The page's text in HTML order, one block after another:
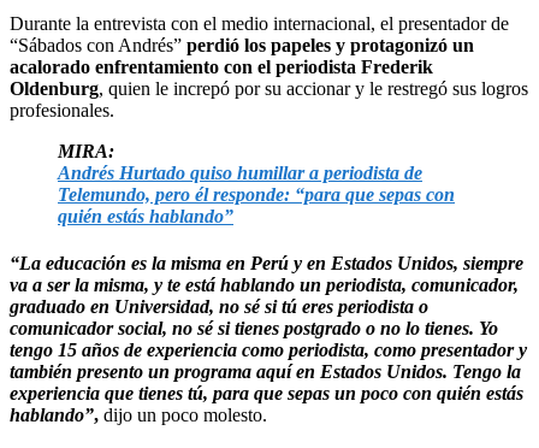
Durante la entrevista con el medio internacional, el presentador de
“Sábados con Andrés” perdió los papeles y protagonizó un
acalorado enfrentamiento con el periodista Frederik
Oldenburg, quien le increpó por su accionar y le restregó sus logros
profesionales.
MIRA:
Andrés Hurtado quiso humillar a periodista de
Telemundo, pero él responde: “para que sepas con
quién estás hablando”
“La educación es la misma en Perú y en Estados Unidos, siempre
va a ser la misma, y te está hablando un periodista, comunicador,
graduado en Universidad, no sé si tú eres periodista o
comunicador social, no sé si tienes postgrado o no lo tienes. Yo
tengo 15 años de experiencia como periodista, como presentador y
también presento un programa aquí en Estados Unidos. Tengo la
experiencia que tienes tú, para que sepas un poco con quién estás
hablando”, dijo un poco molesto.